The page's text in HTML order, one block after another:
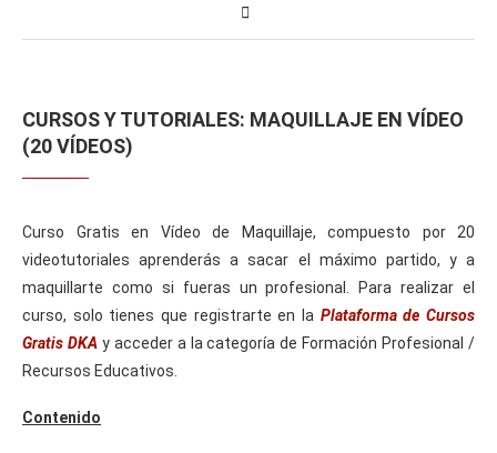
CURSOS Y TUTORIALES: MAQUILLAJE EN VÍDEO
(20 VÍDEOS)
Curso Gratis en Vídeo de Maquillaje, compuesto por 20
videotutoriales aprenderás a sacar el máximo partido, y a
maquillarte como si fueras un profesional. Para realizar el
curso, solo tienes que registrarte en la Plataforma de Cursos
Gratis DKAy acceder a la categoría de Formación Profesional /
Recursos Educativos.
Contenido